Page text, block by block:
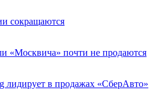
сокращаются
«Москвича» почти не продаются
лидирует в продажах «СберАвто»